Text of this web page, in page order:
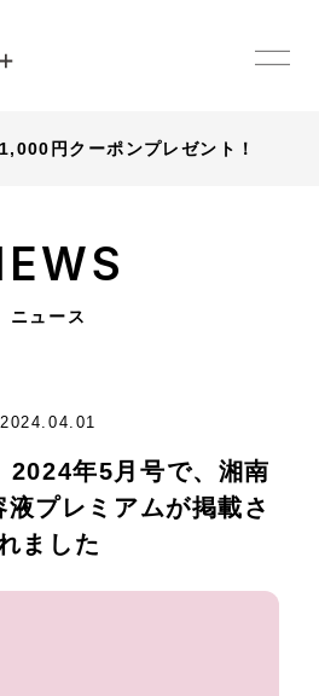
円クーポンプレゼント！
ニュース
2024.04.01
年5月号で、湘南
プレミアムが掲載さ
ました